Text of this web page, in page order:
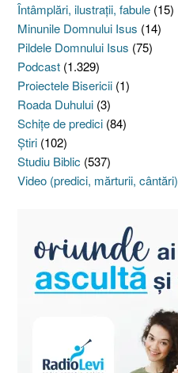
Întâmplări, ilustraţii, fabule (15)
Minunile Domnului Isus (14)
Pildele Domnului Isus (75)
Podcast (1.329)
Proiectele Bisericii (1)
Roada Duhului (3)
Schiţe de predici (84)
Ştiri (102)
Studiu Biblic (537)
Video (predici, mărturii, cântări)